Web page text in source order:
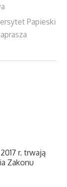
Papieski
r. trwają
Zakonu